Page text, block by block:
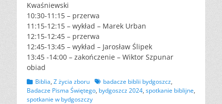
Kwaśniewski
10:30-11:15 – przerwa
11:15-12:15 – wykład – Marek Urban
12:15-12:45 – przerwa
12:45-13:45 – wykład – Jarosław Ślipek
13:45 -14:00 – zakończenie – Wiktor Szpunar
obiad
Kategorii
Biblia, Z życia zboru Tagówbadacze biblii bydgoszcz,
Badacze Pisma Świętego, bydgoszcz 2024, spotkanie biblijne,
spotkanie w bydgoszczy